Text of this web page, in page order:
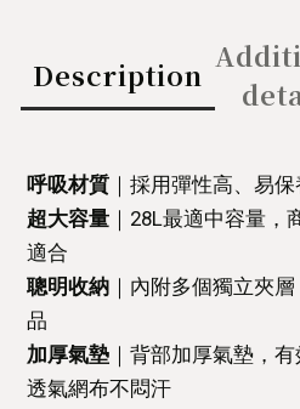
Description
呼吸材質 ｜ 採用彈性高、易
超大容量 ｜ 28L最適中容量，
適合
聰明收納 ｜ 內附多個獨立夾
品
加厚氣墊 ｜ 背部加厚氣墊，
透氣網布不悶汗